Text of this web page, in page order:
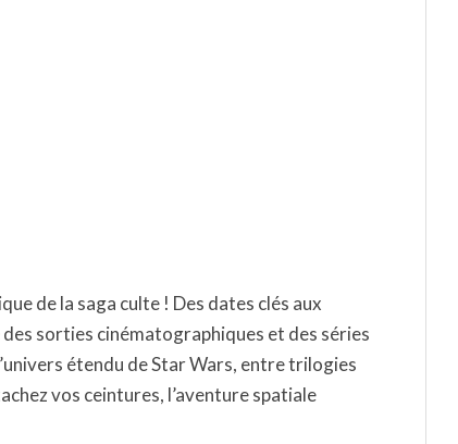
de la saga culte ! Des dates clés aux
sorties cinématographiques et des séries
étendu de Star Wars, entre trilogies
vos ceintures, l’aventure spatiale